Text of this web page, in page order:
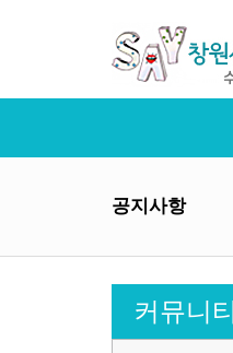
공지사항
커뮤니티